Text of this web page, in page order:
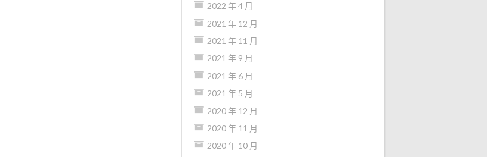
2022 年 4 月
2021 年 12 月
2021 年 11 月
2021 年 9 月
2021 年 6 月
2021 年 5 月
2020 年 12 月
2020 年 11 月
2020 年 10 月